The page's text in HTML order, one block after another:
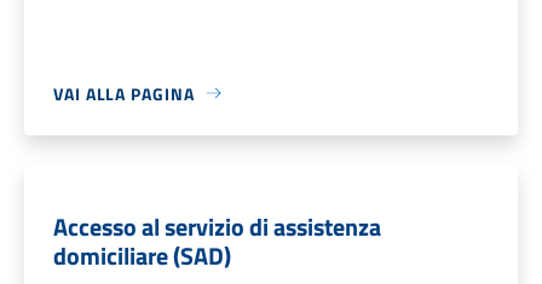
VAI ALLA PAGINA
Accesso al servizio di assistenza
domiciliare (SAD)